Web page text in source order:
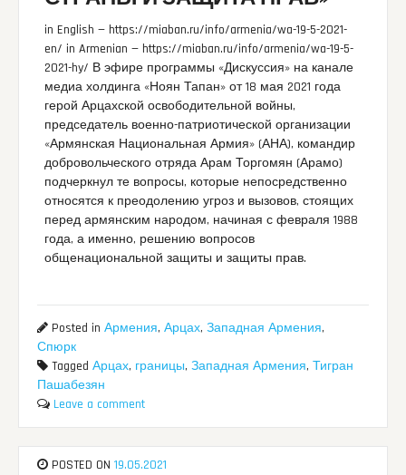
in English — https://miaban.ru/info/armenia/wa-19-5-2021-
en/ in Armenian — https://miaban.ru/info/armenia/wa-19-5-
2021-hy/ В эфире программы «Дискуссия» на канале
медиа холдинга «Ноян Тапан» от 18 мая 2021 года
герой Арцахской освободительной войны,
председатель военно-патриотической организации
«Армянская Национальная Армия» (АНА), командир
добровольческого отряда Арам Торгомян (Арамо)
подчеркнул те вопросы, которые непосредственно
относятся к преодолению угроз и вызовов, стоящих
перед армянским народом, начиная с февраля 1988
года, а именно, решению вопросов
общенациональной защиты и защиты прав.
Posted inАрмения,Арцах,Западная Армения,
Спюрк
TaggedАрцах, границы,Западная Армения,Тигран
Пашабезян
Leave a comment
POSTED ON19.05.2021